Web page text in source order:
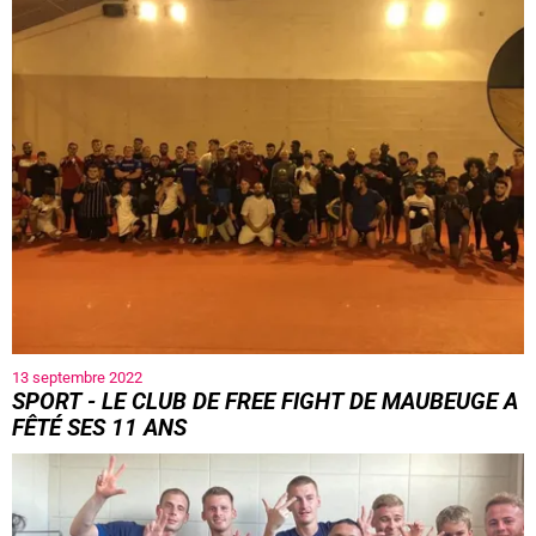
13 septembre 2022
SPORT - LE CLUB DE FREE FIGHT DE MAUBEUGE A
FÊTÉ SES 11 ANS